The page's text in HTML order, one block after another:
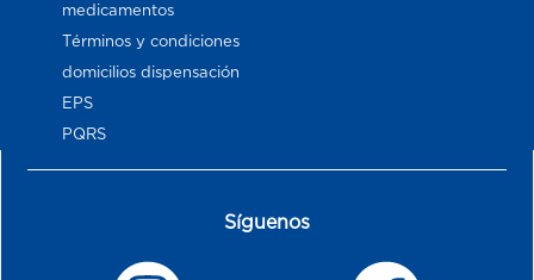
medicamentos
Términos y condiciones
domicilios dispensación
EPS
PQRS
Síguenos